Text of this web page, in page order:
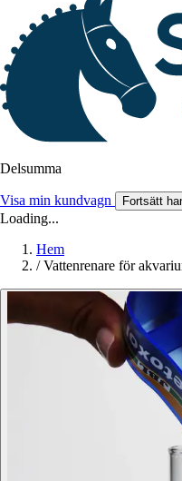
Delsumma
Visa min kundvagn Fortsätt
Loading...
Hem
/ Vattenrenare för